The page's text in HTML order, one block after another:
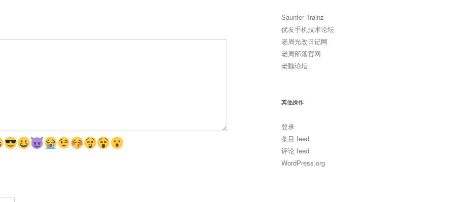
Saunter Trainz
优友手机技术论坛
老周光改日记网
老周部落官网
老魏论坛
其他操作
登录
条目 feed
评论 feed
WordPress.org